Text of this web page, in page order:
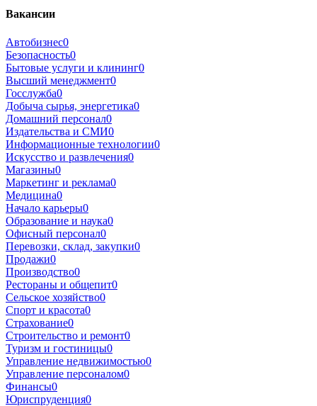
Вакансии
Автобизнес0
Безопасность0
Бытовые услуги и клининг0
Высший менеджмент0
Госслужба0
Добыча сырья, энергетика0
Домашний персонал0
Издательства и СМИ0
Информационные технологии0
Искусство и развлечения0
Магазины0
Маркетинг и реклама0
Медицина0
Начало карьеры0
Образование и наука0
Офисный персонал0
Перевозки, склад, закупки0
Продажи0
Производство0
Рестораны и общепит0
Сельское хозяйство0
Спорт и красота0
Страхование0
Строительство и ремонт0
Туризм и гостиницы0
Управление недвижимостью0
Управление персоналом0
Финансы0
Юриспруденция0